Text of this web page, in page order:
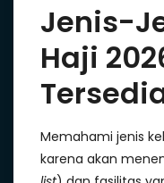
Jenis-
Haji
Memahami jenis
karena akan